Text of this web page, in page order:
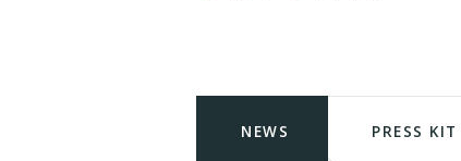
NEWS PRESS KIT